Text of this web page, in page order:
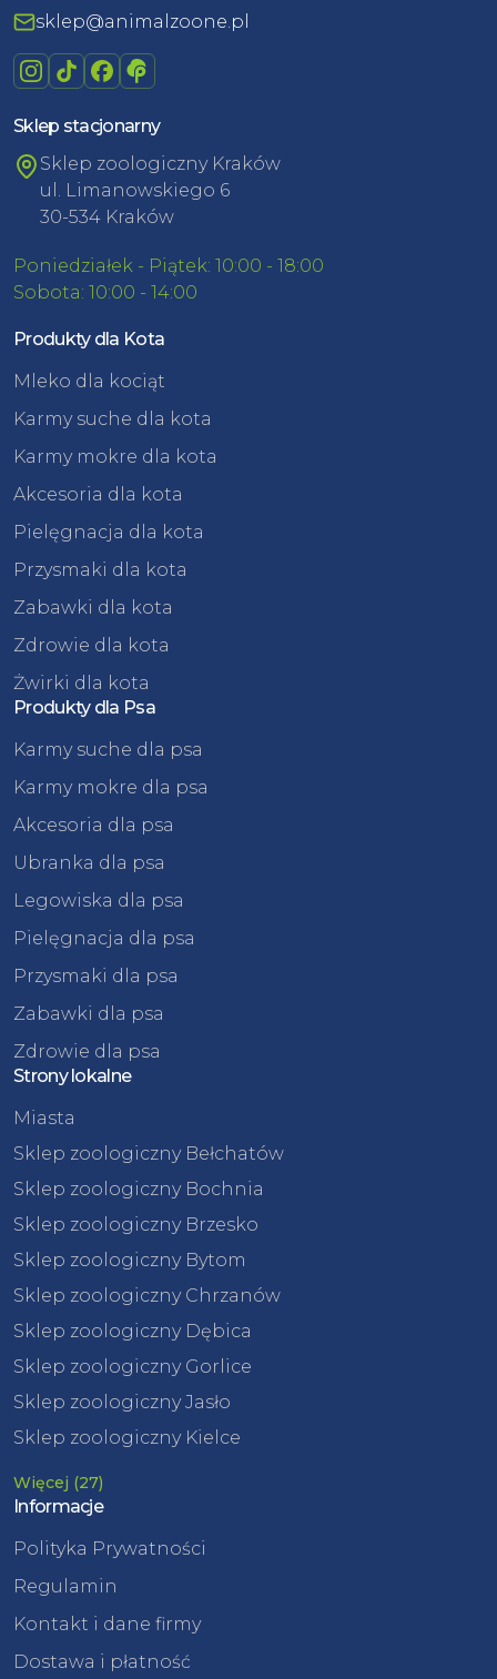
sklep@animalzoone.pl
Sklep stacjonarny
Sklep zoologiczny Kraków
ul. Limanowskiego 6
30-534 Kraków
Poniedziałek - Piątek: 10:00 - 18:00
Sobota: 10:00 - 14:00
Produkty dla Kota
Mleko dla kociąt
Karmy suche dla kota
Karmy mokre dla kota
Akcesoria dla kota
Pielęgnacja dla kota
Przysmaki dla kota
Zabawki dla kota
Zdrowie dla kota
Żwirki dla kota
Produkty dla Psa
Karmy suche dla psa
Karmy mokre dla psa
Akcesoria dla psa
Ubranka dla psa
Legowiska dla psa
Pielęgnacja dla psa
Przysmaki dla psa
Zabawki dla psa
Zdrowie dla psa
Strony lokalne
Miasta
Sklep zoologiczny Bełchatów
Sklep zoologiczny Bochnia
Sklep zoologiczny Brzesko
Sklep zoologiczny Bytom
Sklep zoologiczny Chrzanów
Sklep zoologiczny Dębica
Sklep zoologiczny Gorlice
Sklep zoologiczny Jasło
Sklep zoologiczny Kielce
Więcej (27)
Informacje
Polityka Prywatności
Regulamin
Kontakt i dane firmy
Dostawa i płatność